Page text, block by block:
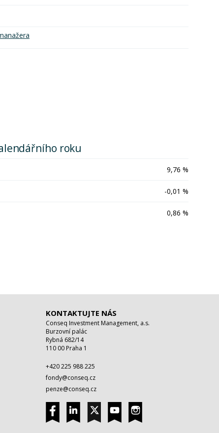
roku
9,76 %
-0,01 %
0,86 %
KONTAKTUJTE NÁS
Conseq Investment Management, a.s.
Burzovní palác
Rybná 682/14
110 00 Praha 1
+420 225 988 225
fondy@conseq.cz
penze@conseq.cz